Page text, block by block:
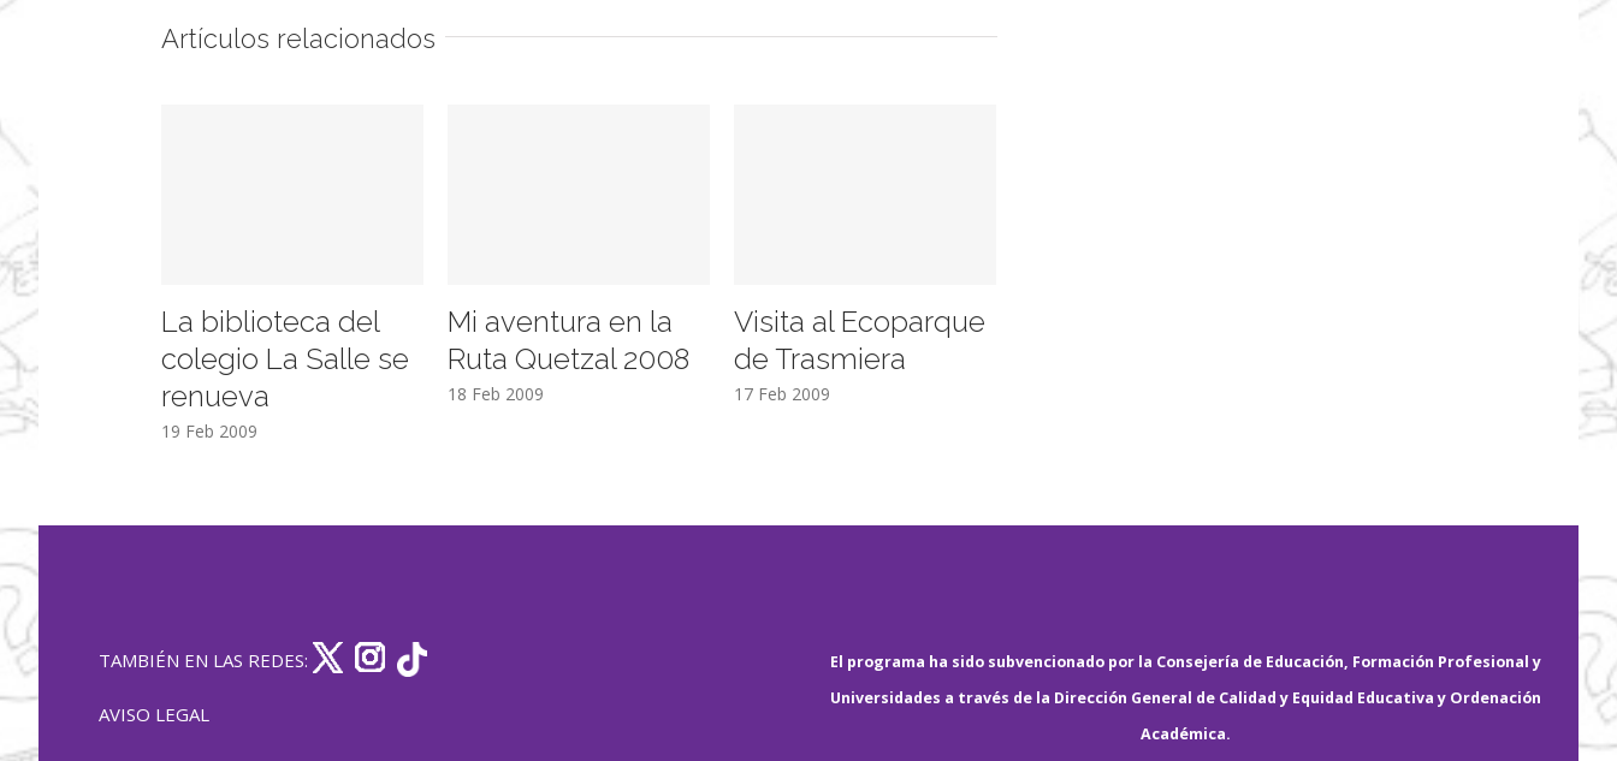
Artículos relacionados
La biblioteca del
colegio La Salle se
renueva
19 Feb 2009
Mi aventura en la
Ruta Quetzal 2008
18 Feb 2009
Visita al Ecoparque
de Trasmiera
17 Feb 2009
TAMBIÉN EN LAS REDES:
AVISO LEGAL
El programa ha sido subvencionado por la Consejería de Educación, Formación Profesional y
Universidades a través de la Dirección General de Calidad y Equidad Educativa y Ordenación
Académica.